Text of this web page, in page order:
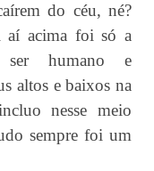
do céu, né?
aí acima foi só a
humano e
altos e baixos na
nesse meio
sempre foi um